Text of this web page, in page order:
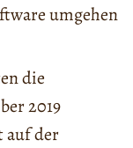
umgehen
die
2019
auf der